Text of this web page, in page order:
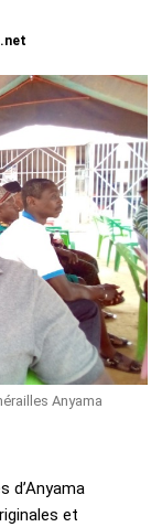
Anyama
d’Anyama
et